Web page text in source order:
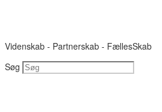
Videnskab - Partnerskab - FællesSkab
Søg